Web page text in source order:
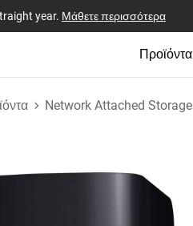
year. Μάθετε περισσότερα
Προϊόντα
Network Attached Storage